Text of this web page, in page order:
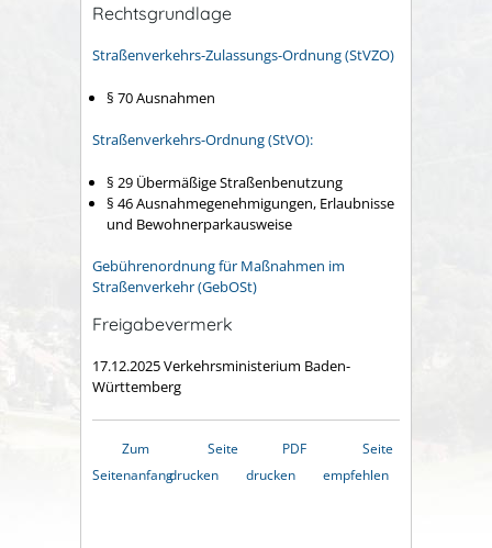
Rechtsgrundlage
Straßenverkehrs-Zulassungs-Ordnung (StVZO)
§ 70 Ausnahmen
Straßenverkehrs-Ordnung (StVO):
§ 29 Übermäßige Straßenbenutzung
§ 46 Ausnahmegenehmigungen, Erlaubnisse
und Bewohnerparkausweise
Gebührenordnung für Maßnahmen im
Straßenverkehr (GebOSt)
Freigabevermerk
17.12.2025 Verkehrsministerium Baden-
Württemberg
Zum
Seitenanfang
Seite
drucken
PDF
drucken
Seite
empfehlen